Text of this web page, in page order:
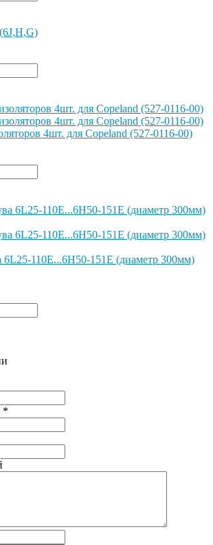
4шт. для Copeland (527-0116-00)
6L25-110E...6H50-151E (диаметр 300мм)
*